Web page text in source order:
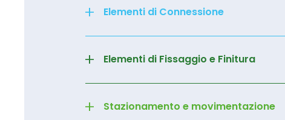
+ Elementi di Connessione
+ Elementi di Fissaggio e Finitura
+ Stazionamento e movimentazione